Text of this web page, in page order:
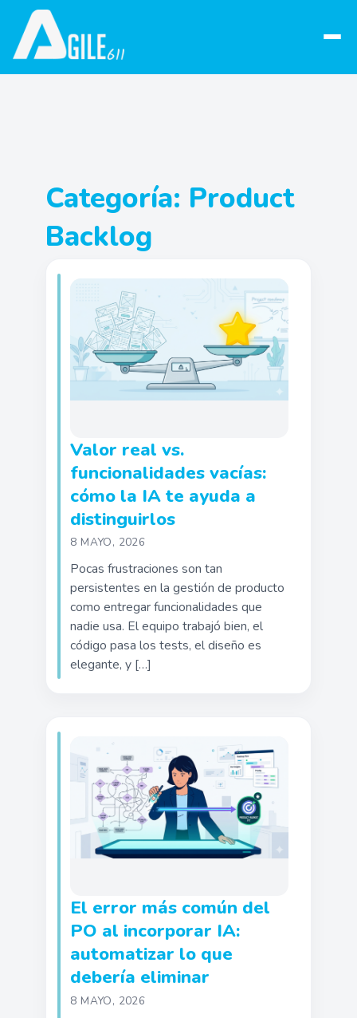
Abrir
Categoría: Product
Backlog
Valor real vs.
funcionalidades vacías:
cómo la IA te ayuda a
distinguirlos
8 MAYO, 2026
Pocas frustraciones son tan
persistentes en la gestión de producto
como entregar funcionalidades que
nadie usa. El equipo trabajó bien, el
código pasa los tests, el diseño es
elegante, y […]
El error más común del
PO al incorporar IA:
automatizar lo que
debería eliminar
8 MAYO, 2026